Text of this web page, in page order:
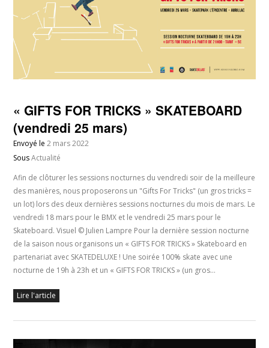
« GIFTS FOR TRICKS » SKATEBOARD
(vendredi 25 mars)
Envoyé le2 mars 2022
SousActualité
Afin de clôturer les sessions nocturnes du vendredi soir de la meilleure
des manières, nous proposerons un "Gifts For Tricks" (un gros tricks =
un lot) lors des deux dernières sessions nocturnes du mois de mars. Le
vendredi 18 mars pour le BMX et le vendredi 25 mars pour le
Skateboard. Visuel © Julien Lampre Pour la dernière session nocturne
de la saison nous organisons un « GIFTS FOR TRICKS » Skateboard en
partenariat avec SKATEDELUXE ! Une soirée 100% skate avec une
nocturne de 19h à 23h et un « GIFTS FOR TRICKS » (un gros…
Lire l'article